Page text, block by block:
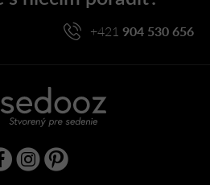
+421 904 530 656